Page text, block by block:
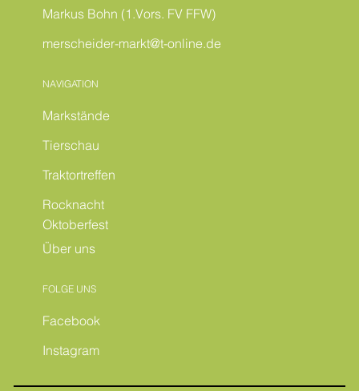
Markus Bohn (1.Vors. FV FFW)
merscheider-markt@t-online.de
NAVIGATION
Markstände
Tierschau
Traktortreffen
Rocknacht
Oktoberfest
Über uns
FOLGE UNS
Facebook
Instagram